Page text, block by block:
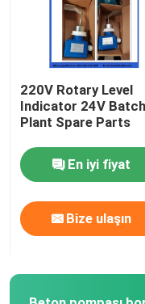
Parçalanma
Beton pompası
Beton pompası
220V Rotary Level
Indicator 24V
Plant Spare Parts
En iyi fiyat
Bize ulaşın